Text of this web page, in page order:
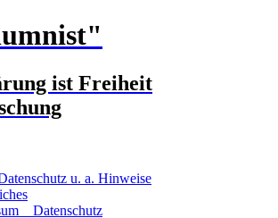
ist Freiheit
u. a. Hinweise
_ Datenschutz